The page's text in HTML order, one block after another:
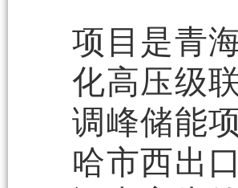
项目是青
化高压级
调峰储能
哈市西出